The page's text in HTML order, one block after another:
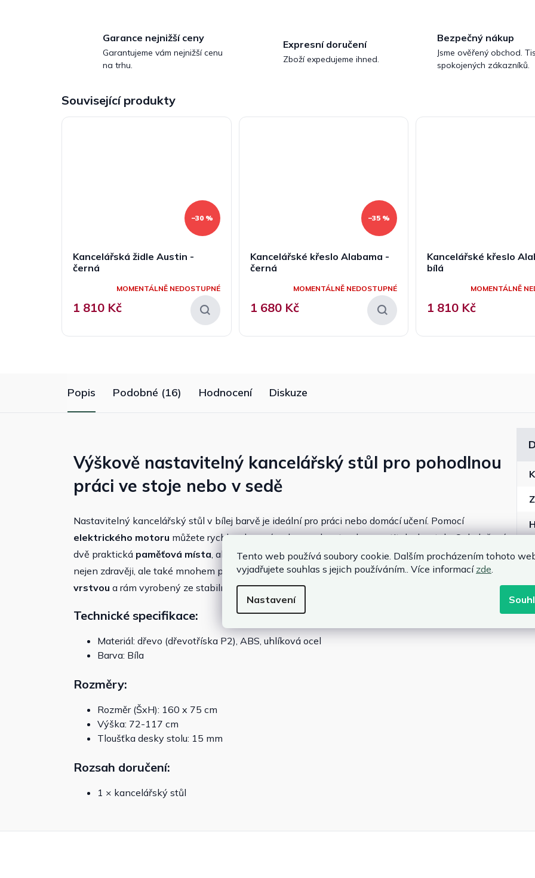
Tento web používá soubory cookie. Dalším procházením tohoto
vyjadřujete souhlas s jejich používáním.. Více informací zde
Nastavení
Garance nejnižší ceny
Garantujeme vám nejnižší cenu
na trhu.
Expresní doručení
Zboží expedujeme ihned.
Bezpečný nákup
Jsme ověřený obchod.
spokojených zákazníků.
Související produkty
–30 %
Kancelářská židle Austin -
černá
MOMENTÁLNĚ NEDOSTUPNÉ
1 810 Kč
–35 %
Kancelářské křeslo Alabama -
černá
MOMENTÁLNĚ NEDOSTUPNÉ
1 680 Kč
Kancelářské křeslo
bílá
MOMENTÁLNĚ
1 810 Kč
Popis Podobné (16) Hodnocení Diskuze
Výškově nastavitelný kancelářský stůl pro pohodlnou
práci ve stoje nebo v sedě
Nastavitelný kancelářský stůl v bílej barvě je ideální pro práci nebo domácí učení. Pomocí
elektrického motoru můžete rychle a bez námahy zvednout nebo spustit desku stolu. Ovladač má
dvě praktická paměťová místa , abyste si uložili optimální polohu vsedě a stoji. Můžete pracovat
nejen zdravěji, ale také mnohem pohodlněji. Pracovní deska otloušťce 15 mm s karbonovou
vrstvou a rám vyrobený ze stabilní uhlíkové oceli dělají stůl odolným.
Technické specifikace:
Materiál: dřevo (dřevotříska P2), ABS, uhlíková ocel
Barva: Bíla
Rozměry:
Rozměr (ŠxH): 160 x 75 cm
Výška: 72-117 cm
Tloušťka desky stolu: 15 mm
Rozsah doručení:
1 × kancelářský stůl